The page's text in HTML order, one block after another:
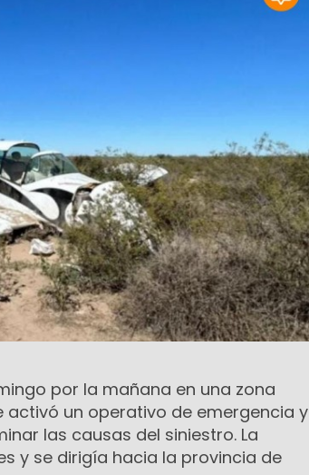
por la mañana en una zona
activó un operativo de emergencia y
las causas del siniestro. La
y se dirigía hacia la provincia de